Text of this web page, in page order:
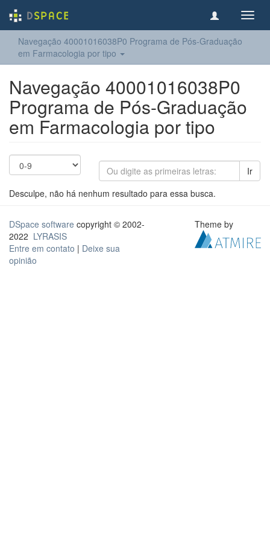
Navegação 40001016038P0 Programa de Pós-Graduação
em Farmacologia por tipo
Navegação 40001016038P0
Programa de Pós-Graduação
em Farmacologia por tipo
Ir
Desculpe, não há nenhum resultado para essa busca.
DSpace software copyright © 2002-
2022 LYRASIS
Entre em contato | Deixe sua
opinião
Theme by